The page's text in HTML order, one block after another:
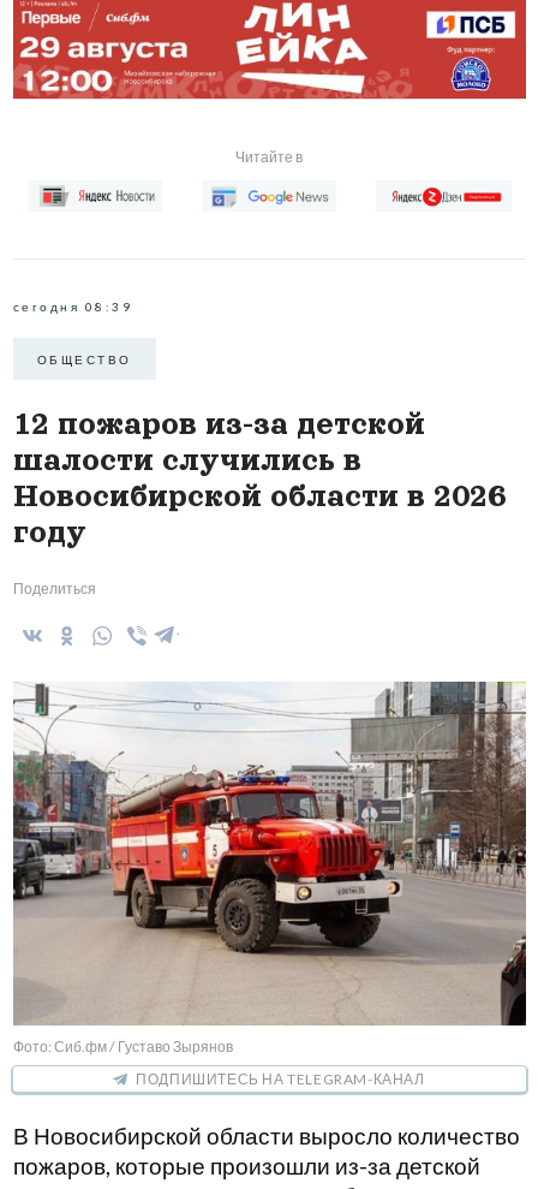
Читайте в
сегодня 08:39
ОБЩЕСТВО
12 пожаров из-за детской
шалости случились в
Новосибирской области в 2026
году
Поделиться
Фото: Сиб.фм / Густаво Зырянов
ПОДПИШИТЕСЬ НА TELEGRAM-КАНАЛ
В Новосибирской области выросло количество
пожаров, которые произошли из-за детской